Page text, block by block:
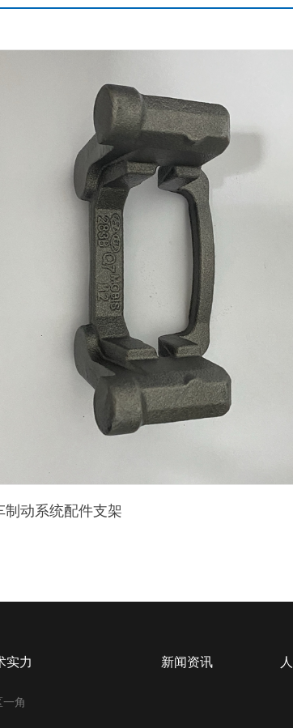
制动系统配件支架
实力
一角
新闻资讯